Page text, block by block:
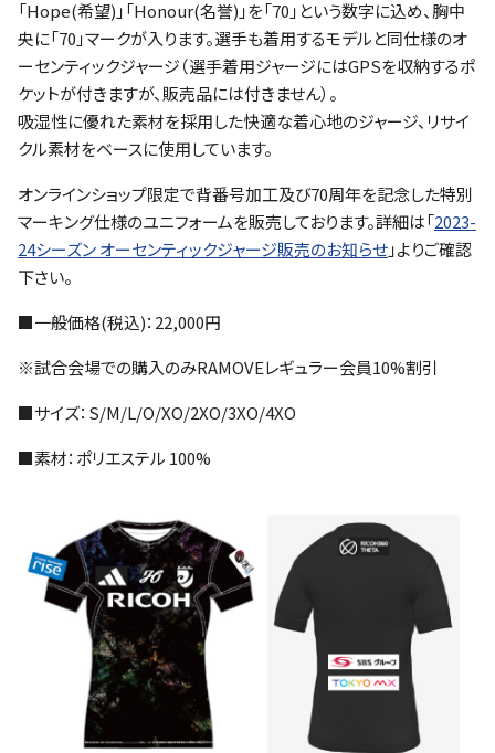
「Hope(希望)」「Honour(名誉)」を「70」という数字に込め、胸中
央に「70」マークが入ります。選手も着用するモデルと同仕様のオ
ーセンティックジャージ（選手着用ジャージにはGPSを収納するポ
ケットが付きますが、販売品には付きません）。
吸湿性に優れた素材を採用した快適な着心地のジャージ、リサイ
クル素材をベースに使用しています。
オンラインショップ限定で背番号加工及び70周年を記念した特別
マーキング仕様のユニフォームを販売しております。詳細は「2023-
24シーズン オーセンティックジャージ販売のお知らせ」よりご確認
下さい。
■一般価格(税込)：22,000円
※試合会場での購入のみRAMOVEレギュラー会員10%割引
■サイズ：S/M/L/O/XO/2XO/3XO/4XO
■素材：ポリエステル 100%